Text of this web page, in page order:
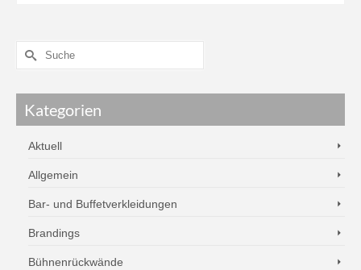
Kategorien
Aktuell
Allgemein
Bar- und Buffetverkleidungen
Brandings
Bühnenrückwände